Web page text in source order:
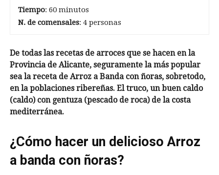
Tiempo: 60 minutos
N. de comensales: 4 personas
De todas las recetas de arroces que se hacen en la
Provincia de Alicante, seguramente la más popular
sea la receta de Arroz a Banda con ñoras, sobretodo,
enla poblaciones ribereñas. El truco, un buen caldo
(caldo) con gentuza (pescado de roca) de la costa
mediterránea.
¿Cómo hacer un delicioso Arroz
a banda con ñoras?